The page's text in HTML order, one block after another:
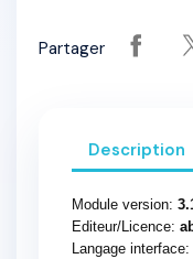
Partager
Description
Module version:
Editeur/Licence:
Langage interface: